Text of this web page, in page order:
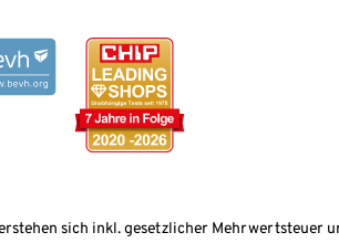
sich inkl. gesetzlicher Mehrwertsteuer